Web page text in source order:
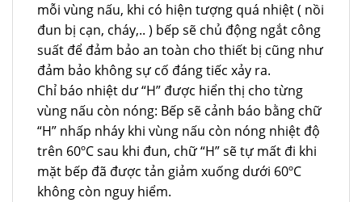
mỗi vùng nấu, khi có hiện tượng quá nhiệt ( nồi
đun bị cạn, cháy,.. ) bếp sẽ chủ động ngắt công
suất để đảm bảo an toàn cho thiết bị cũng như
đảm bảo không sự cố đáng tiếc xảy ra.
Chỉ báo nhiệt dư “H” được hiển thị cho từng
vùng nấu còn nóng: Bếp sẽ cảnh báo bằng chữ
“H” nhấp nháy khi vùng nấu còn nóng nhiệt độ
trên 60ºC sau khi đun, chữ “H” sẽ tự mất đi khi
mặt bếp đã được tản giảm xuống dưới 60ºC
không còn nguy hiểm.